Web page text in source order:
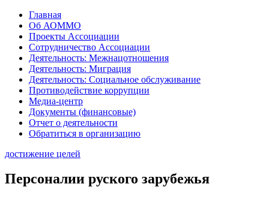
Главная
Об АОММО
Проекты Ассоциации
Сотрудничество Ассоциации
Деятельность: Межнацотношения
Деятельность: Миграция
Деятельность: Социальное обслуживание
Противодействие коррупции
Медиа-центр
Документы (финансовые)
Отчет о деятельности
Обратиться в организацию
достижение целей
Персоналии руского зарубежья